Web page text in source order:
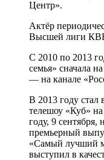
Центр».
Актёр
Высшей лиги
С 2010 по 2013
семья» сначала
— на канале
В 2013 году стал
телешоу «Куб»
году, 9 сентября,
премьерный
«Самый лучший
выступил в